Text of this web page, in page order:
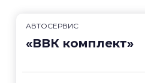
АВТОСЕРВИС
«ВВК комплект»